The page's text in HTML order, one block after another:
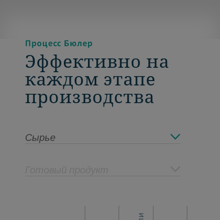
Процесс Бюлер
Эффективно на
каждом этапе
производства
Сырье